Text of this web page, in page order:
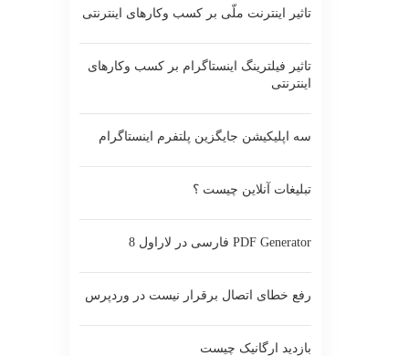
تاثیر اینترنت ملّی بر کسب وکارهای اینترنتی
تاثیر فیلترینگ اینستاگرام بر کسب وکارهای
اینترنتی
سه اپلیکیشن جایگزین پلتفرم اینستاگرام
تبلیغات آنلاین چیست ؟
PDF Generator فارسی در لاراول 8
رفع خطای اتصال برقرار نیست در وردپرس
بازدید ارگانیک چیست